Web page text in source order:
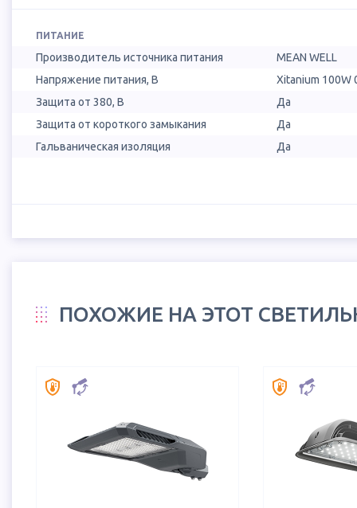
ПИТАНИЕ
Производитель источника питания
MEAN WELL
Напряжение питания, В
Xitanium 100W
Защита от 380, В
Да
Защита от короткого замыкания
Да
Гальваническая изоляция
Да
ПОХОЖИЕ НА ЭТОТ